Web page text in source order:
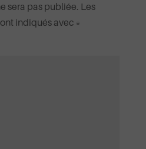
sera pas publiée. Les
indiqués avec *